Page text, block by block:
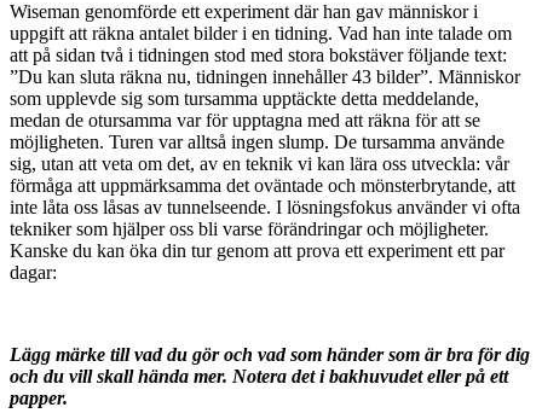
Wiseman genomförde ett experiment där han gav människor i
uppgift att räkna antalet bilder i en tidning. Vad han inte talade om
att på sidan två i tidningen stod med stora bokstäver följande text:
”Du kan sluta räkna nu, tidningen innehåller 43 bilder”. Människor
som upplevde sig som tursamma upptäckte detta meddelande,
medan de otursamma var för upptagna med att räkna för att se
möjligheten. Turen var alltså ingen slump. De tursamma använde
sig, utan att veta om det, av en teknik vi kan lära oss utveckla: vår
förmåga att uppmärksamma det oväntade och mönsterbrytande, att
inte låta oss låsas av tunnelseende. I lösningsfokus använder vi ofta
tekniker som hjälper oss bli varse förändringar och möjligheter.
Kanske du kan öka din tur genom att prova ett experiment ett par
dagar:
Lägg märke till vad du gör och vad som händer som är bra för dig
och du vill skall hända mer. Notera det i bakhuvudet eller på ett
papper.